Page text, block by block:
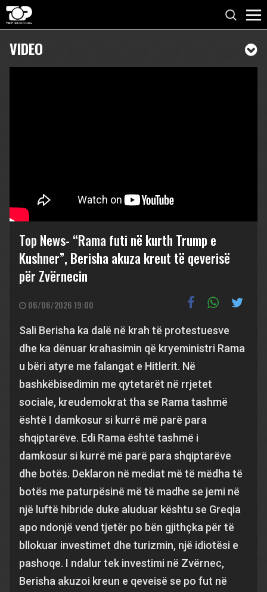
VIDEO
Top News- “Rama futi në kurth Trump e
Kushner”, Berisha akuza kreut të qeverisë
për Zvërnecin
06/06/2026 19:00
Sali Berisha ka dalë në krah të protestuesve
dhe ka dënuar krahasimin që kryeministri Rama
u bëri atyre me falangat e Hitlerit. Në
bashkëbisedimin me qytetarët në rrjetet
sociale, kreudemokrat tha se Rama tashmë
është I damkosur si kurrë më parë para
shqiptarëve. Edi Rama është tashmë i
damkosur si kurrë më parë para shqiptarëve
dhe botës. Deklaron në mediat më të mëdha të
botës me paturpësinë më të madhe se jemi në
një luftë hibride duke aluduar kështu se Greqia
apo ndonjë vend tjetër po bën gjithçka për të
bllokuar investimet dhe turizmin, një idiotësi e
pashoqe. I ndalur tek investimi në Zvërnec,
Berisha akuzoi kreun e qeveisë se po fut në